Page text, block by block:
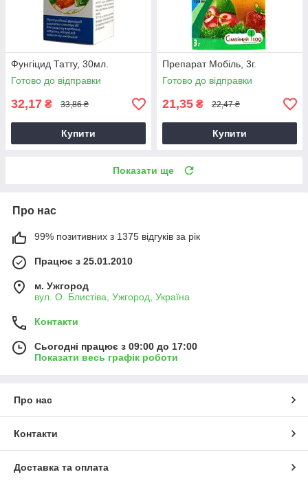
Фунгіцид Татту, 30мл.
Готово до відправки
32,17 ₴ 33,86 ₴
Купити
Препарат Мобіль, 3г.
Готово до відправки
21,35 ₴ 22,47 ₴
Купити
Показати ще
Про нас
99% позитивних з 1375 відгуків за рік
Працює з 25.01.2010
м. Ужгород
вул. О. Блистіва, Ужгород, Україна
Контакти
Сьогодні працює з 09:00 до 17:00
Показати весь графік роботи
Про нас
Контакти
Доставка та оплата